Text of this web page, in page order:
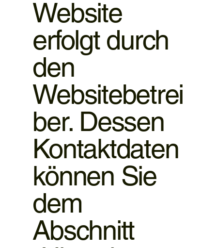
Website
erfolgt durch
den
Websitebetrei
ber. Dessen
Kontaktdaten
können Sie
dem
Abschnitt